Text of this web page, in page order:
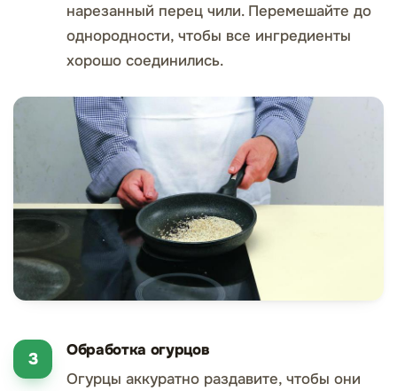
нарезанный перец чили. Перемешайте до
однородности, чтобы все ингредиенты
хорошо соединились.
Обработка огурцов
Огурцы аккуратно раздавите, чтобы они